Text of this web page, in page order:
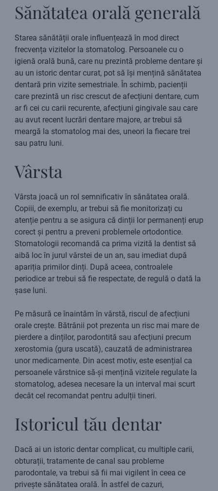
Sănătatea orală generală
Starea sănătății orale influențează în mod direct
frecvența vizitelor la stomatolog. Persoanele cu o
igienă orală bună, care nu prezintă probleme dentare și
au un istoric dentar curat, pot să își mențină sănătatea
dentară prin vizite semestriale. În schimb, pacienții
care prezintă un risc crescut de afecțiuni dentare, cum
ar fi cei cu carii recurente, afecțiuni gingivale sau care
au avut recent lucrări dentare majore, ar trebui să
meargă la stomatolog mai des, uneori la fiecare trei
sau patru luni.
Vârsta
Vârsta joacă un rol semnificativ în sănătatea orală.
Copiii, de exemplu, ar trebui să fie monitorizați cu
atenție pentru a se asigura că dinții lor permanenți erup
corect și pentru a preveni problemele ortodontice.
Stomatologii recomandă ca prima vizită la dentist să
aibă loc în jurul vârstei de un an, sau imediat după
apariția primilor dinți. După aceea, controalele
periodice ar trebui să fie respectate, de regulă o dată la
șase luni.
Pe măsură ce înaintăm în vârstă, riscul de afecțiuni
orale crește. Bătrânii pot prezenta un risc mai mare de
pierdere a dinților, parodontită sau afecțiuni precum
xerostomia (gura uscată), cauzată de administrarea
unor medicamente. Din acest motiv, este esențial ca
persoanele vârstnice să-și mențină vizitele regulate la
stomatolog, adesea necesare la un interval mai scurt
decât cel recomandat pentru adulții tineri.
Istoricul tău dentar
Dacă ai un istoric dentar complicat, cu multiple carii,
obturații, tratamente de canal sau probleme
parodontale, va trebui să fii mai vigilent în ceea ce
privește sănătatea orală. În astfel de cazuri,